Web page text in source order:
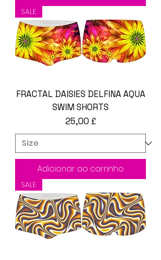
SALE
FRACTAL DAISIES DELFINA AQUA
SWIM SHORTS
Preço
25,00 £
Adicionar ao carrinho
SALE